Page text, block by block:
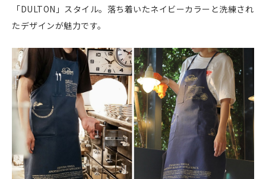
「DULTON」スタイル。落ち着いたネイビーカラーと洗練され
たデザインが魅力です。